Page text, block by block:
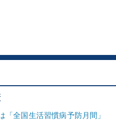
「全国生活習慣病予防月間」